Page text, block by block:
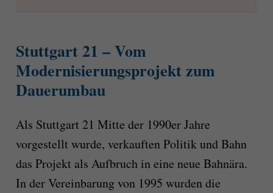
Stuttgart 21 – Vom
Modernisierungsprojekt zum
Dauerumbau
Als Stuttgart 21 Mitte der 1990er Jahre
vorgestellt wurde, verkauften Politik und Bahn
das Projekt als Aufbruch in eine neue Bahnära.
In der Vereinbarung von 1995 wurden die